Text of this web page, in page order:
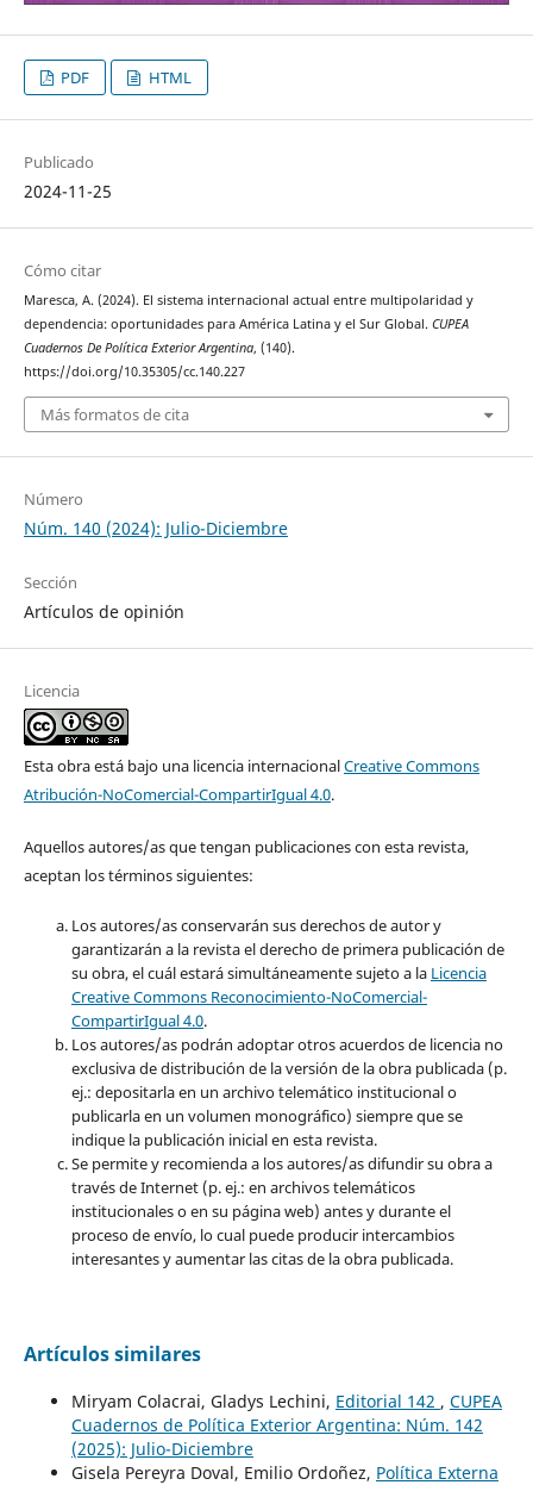
PDF HTML
Publicado
2024-11-25
Cómo citar
Maresca, A. (2024). El sistema internacional actual entre multipolaridad y
dependencia: oportunidades para América Latina y el Sur Global. CUPEA
Cuadernos De Política Exterior Argentina, (140).
https://doi.org/10.35305/cc.140.227
Más formatos de cita
Número
Núm. 140 (2024): Julio-Diciembre
Sección
Artículos de opinión
Licencia
Esta obra está bajo una licencia internacionalCreative Commons
Atribución-NoComercial-CompartirIgual 4.0.
Aquellos autores/as que tengan publicaciones con esta revista,
aceptan los términos siguientes:
Los autores/as conservarán sus derechos de autor y
garantizarán a la revista el derecho de primera publicación de
su obra, el cuál estará simultáneamente sujeto a la Licencia
Creative Commons Reconocimiento-NoComercial-
CompartirIgual 4.0.
Los autores/as podrán adoptar otros acuerdos de licencia no
exclusiva de distribución de la versión de la obra publicada (p.
ej.: depositarla en un archivo telemático institucional o
publicarla en un volumen monográfico) siempre que se
indique la publicación inicial en esta revista.
Se permite y recomienda a los autores/as difundir su obra a
través de Internet (p. ej.: en archivos telemáticos
institucionales o en su página web) antes y durante el
proceso de envío, lo cual puede producir intercambios
interesantes y aumentar las citas de la obra publicada.
Artículos similares
Miryam Colacrai, Gladys Lechini, Editorial 142 , CUPEA
Cuadernos de Política Exterior Argentina: Núm. 142
(2025): Julio-Diciembre
Gisela Pereyra Doval, Emilio Ordoñez, Política Externa